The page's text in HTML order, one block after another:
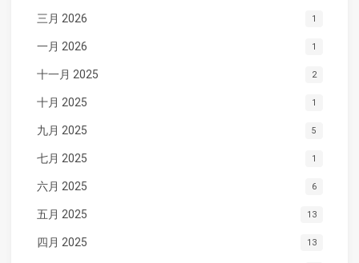
三月 2026 1
一月 2026 1
十一月 2025 2
十月 2025 1
九月 2025 5
七月 2025 1
六月 2025 6
五月 2025 13
四月 2025 13